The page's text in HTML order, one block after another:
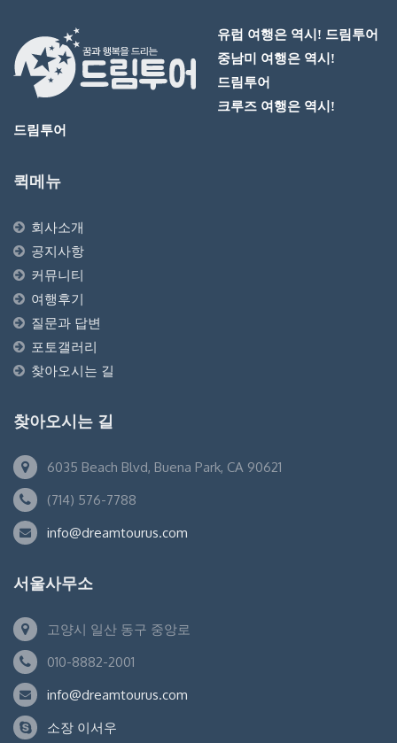
유럽 여행은 역시! 드림투어
중남미 여행은 역시!
드림투어
크루즈 여행은 역시!
드림투어
퀵메뉴
회사소개
공지사항
커뮤니티
여행후기
질문과 답변
포토갤러리
찾아오시는 길
찾아오시는 길
6035 Beach Blvd, Buena Park, CA 90621
(714) 576-7788
info@dreamtourus.com
서울사무소
고양시 일산 동구 중앙로
010-8882-2001
info@dreamtourus.com
소장 이서우